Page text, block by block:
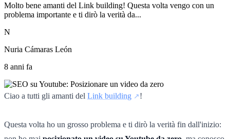
Molto bene amanti del Link building! Questa volta vengo con un
problema importante e ti dirò la verità da...
N
Nuria Cámaras León
8 anni fa
Ciao a tutti gli amanti del Link building !
Questa volta ho un grosso problema e ti dirò la verità fin dall'inizio: